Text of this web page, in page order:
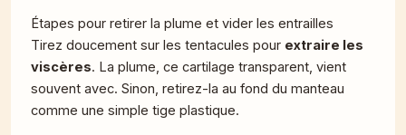
Étapes pour retirer la plume et vider les entrailles
Tirez doucement sur les tentacules pour extraire les
viscères. La plume, ce cartilage transparent, vient
souvent avec. Sinon, retirez-la au fond du manteau
comme une simple tige plastique.